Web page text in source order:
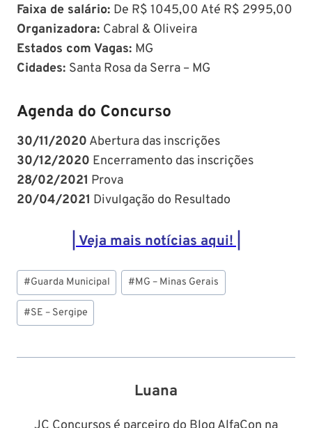
Faixa de salário: De R$ 1045,00 Até R$ 2995,00
Organizadora: Cabral & Oliveira
Estados com Vagas: MG
Cidades: Santa Rosa da Serra – MG
Agenda do Concurso
30/11/2020 Abertura das inscrições
30/12/2020 Encerramento das inscrições
28/02/2021 Prova
20/04/2021 Divulgação do Resultado
| Veja mais notícias aqui! |
Tags
do
Post:
#Guarda Municipal #MG – Minas Gerais
#SE – Sergipe
Luana